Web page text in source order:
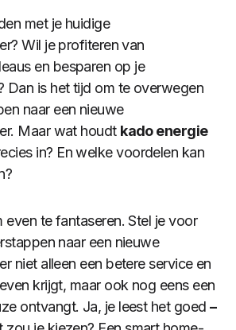
met je huidige
Wil je profiteren van
en besparen op je
Dan is het tijd om te overwegen
naar een nieuwe
Maar wat houdt kado energie
in? En welke voordelen kan
even te fantaseren. Stel je voor
naar een nieuwe
niet alleen een betere service en
krijgt, maar ook nog eens een
ontvangt. Ja, je leest het goed –